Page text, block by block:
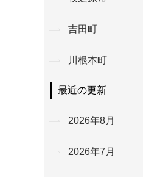
吉田町
川根本町
最近の更新
2026年8月
2026年7月